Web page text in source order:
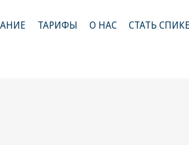
ТАРИФЫ О НАС СТАТЬ